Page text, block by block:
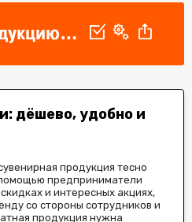
и загрузите дизайн
дёшево, удобно и
продукция тесно
предприниматели
и интересных акциях,
со стороны сотрудников и
продукция нужна